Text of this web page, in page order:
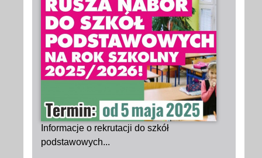
Informacje o rekrutacji do szkół
podstawowych...